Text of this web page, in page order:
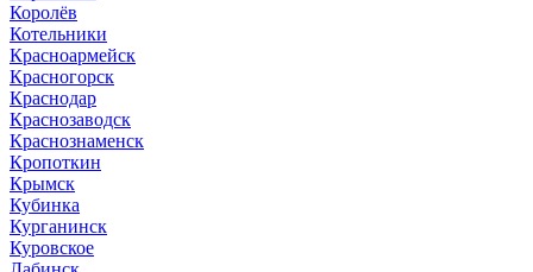
Королёв
Котельники
Красноармейск
Красногорск
Краснодар
Краснозаводск
Краснознаменск
Кропоткин
Крымск
Кубинка
Курганинск
Куровское